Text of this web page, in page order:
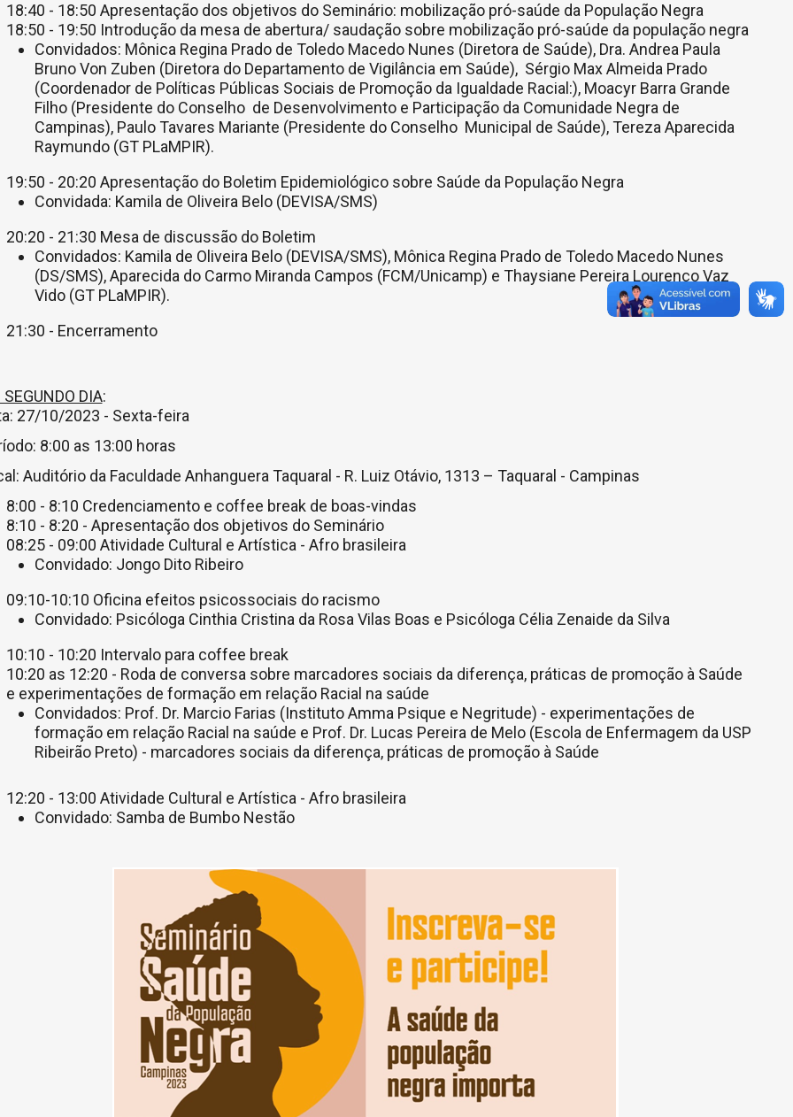
18:40 - 18:50 Apresentação dos objetivos do Seminário: mobilização pró-saúde da População Negra
18:50 - 19:50 Introdução da mesa de abertura/ saudação sobre mobilização pró-saúde da população negra
Convidados: Mônica Regina Prado de Toledo Macedo Nunes (Diretora de Saúde), Dra. Andrea Paula
Bruno Von Zuben (Diretora do Departamento de Vigilância em Saúde), Sérgio Max Almeida Prado
(Coordenador de Políticas Públicas Sociais de Promoção da Igualdade Racial:), Moacyr Barra Grande
Filho (Presidente do Conselho de Desenvolvimento e Participação da Comunidade Negra de
Campinas), Paulo Tavares Mariante (Presidente do Conselho Municipal de Saúde), Tereza Aparecida
Raymundo (GT PLaMPIR).
19:50 - 20:20 Apresentação do Boletim Epidemiológico sobre Saúde da População Negra
Convidada: Kamila de Oliveira Belo (DEVISA/SMS)
20:20 - 21:30 Mesa de discussão do Boletim
Convidados: Kamila de Oliveira Belo (DEVISA/SMS), Mônica Regina Prado de Toledo Macedo Nunes
(DS/SMS), Aparecida do Carmo Miranda Campos (FCM/Unicamp) e Thaysiane Pereira Lourenço Vaz
Vido (GT PLaMPIR).
21:30 - Encerramento
SEGUNDO DIA:
27/10/2023 - Sexta-feira
8:00 as 13:00 horas
Auditório da Faculdade Anhanguera Taquaral - R. Luiz Otávio, 1313 – Taquaral - Campinas
8:00 - 8:10 Credenciamento e coffee break de boas-vindas
8:10 - 8:20 - Apresentação dos objetivos do Seminário
08:25 - 09:00 Atividade Cultural e Artística - Afro brasileira
Convidado: Jongo Dito Ribeiro
09:10-10:10 Oficina efeitos psicossociais do racismo
Convidado: Psicóloga Cinthia Cristina da Rosa Vilas Boas e Psicóloga Célia Zenaide da Silva
10:10 - 10:20 Intervalo para coffee break
10:20 as 12:20 - Roda de conversa sobre marcadores sociais da diferença, práticas de promoção à Saúde
e experimentações de formação em relação Racial na saúde
Convidados: Prof. Dr. Marcio Farias (Instituto Amma Psique e Negritude) - experimentações de
formação em relação Racial na saúde e Prof. Dr. Lucas Pereira de Melo (Escola de Enfermagem da USP
Ribeirão Preto) - marcadores sociais da diferença, práticas de promoção à Saúde
12:20 - 13:00 Atividade Cultural e Artística - Afro brasileira
Convidado: Samba de Bumbo Nestão